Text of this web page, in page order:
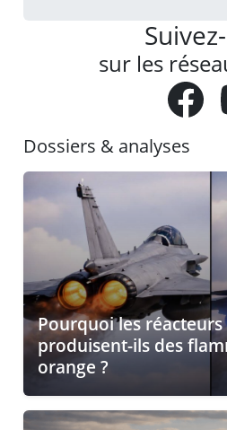
sur les
Dossiers & analyses
Pourquoi les réacteurs
produisent-ils des
orange ?